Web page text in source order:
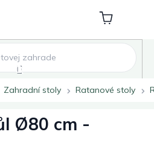
Nákupní
košík
Zahradní stoly Ratanové stoly
Ø80 cm -